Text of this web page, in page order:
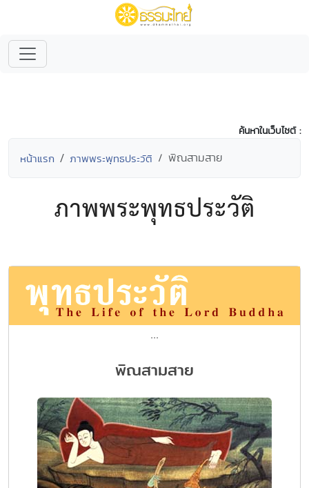
ค้นหาในเว็บไซต์ :
หน้าแรก ภาพพระพุทธประวัติ พิณสามสาย
ภาพพระพุทธประวัติ
...
พิณสามสาย